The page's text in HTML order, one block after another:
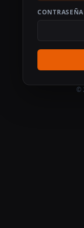
CONTRASEÑA
©